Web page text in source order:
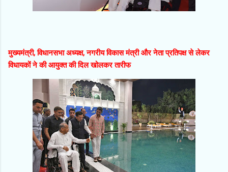
मुख्यमंत्री, विधानसभा अध्यक्ष, नगरीय विकास मंत्री और नेता प्रतिपक्ष से लेकर
विधायकों ने की आयुक्त की दिल खोलकर तारीफ